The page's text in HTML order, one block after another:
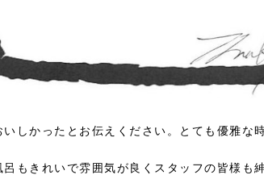
いしかったとお伝えください。とても優雅な
呂もきれいで雰囲気が良くスタッフの皆様も